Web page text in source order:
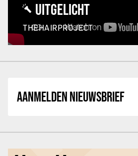
UITGELICHT
THEHAIRPROJECT
AANMELDEN NIEUWSBRIEF